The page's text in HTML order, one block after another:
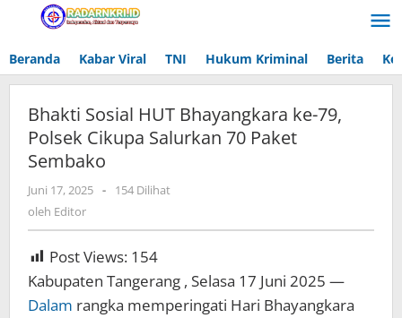
Lewati
Beranda Kabar Viral TNI Hukum Kriminal Berita
Bhakti Sosial HUT Bhayangkara ke-79,
Polsek Cikupa Salurkan 70 Paket
Sembako
Juni 17, 2025 oleh
-
154 Dilihat
oleh Editor
Post Views: 154
Kabupaten Tangerang , Selasa 17 Juni 2025 —
Dalam rangka memperingati Hari Bhayangkara